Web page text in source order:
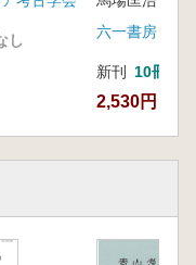
し
六一書房
新刊 10冊以上
2,530円